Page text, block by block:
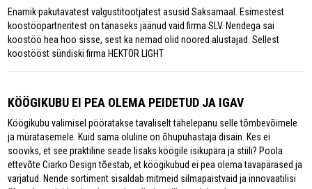
Enamik pakutavatest valgustitootjatest asusid Saksamaal. Esimestest
koostööpartneritest on tänaseks jäänud vaid firma SLV. Nendega sai
koostöö hea hoo sisse, sest ka nemad olid noored alustajad. Sellest
koostööst sündiski firma HEKTOR LIGHT
KÖÖGIKUBU EI PEA OLEMA PEIDETUD JA IGAV
Köögikubu valimisel pööratakse tavaliselt tähelepanu selle tõmbevõimele
ja müratasemele. Kuid sama oluline on õhupuhastaja disain. Kes ei
sooviks, et see praktiline seade lisaks köögile isikupära ja stiili? Poola
ettevõte Ciarko Design tõestab, et köögikubud ei pea olema tavapärased ja
varjatud. Nende sortiment sisaldab mitmeid silmapaistvaid ja innovaatilisi